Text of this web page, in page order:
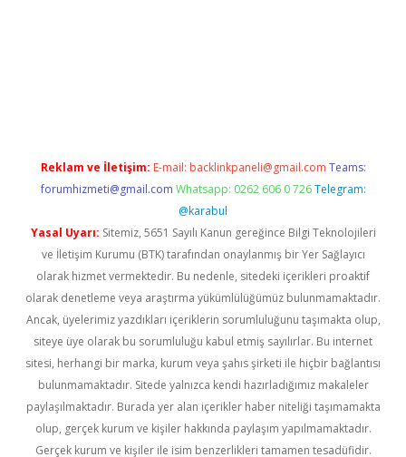
Reklam ve İletişim: E-mail: backlinkpaneli@gmail.com Teams:
forumhizmeti@gmail.com Whatsapp: 0262 606 0 726 Telegram:
@karabul
Yasal Uyarı: Sitemiz, 5651 Sayılı Kanun gereğince Bilgi Teknolojileri
ve İletişim Kurumu (BTK) tarafından onaylanmış bir Yer Sağlayıcı
olarak hizmet vermektedir. Bu nedenle, sitedeki içerikleri proaktif
olarak denetleme veya araştırma yükümlülüğümüz bulunmamaktadır.
Ancak, üyelerimiz yazdıkları içeriklerin sorumluluğunu taşımakta olup,
siteye üye olarak bu sorumluluğu kabul etmiş sayılırlar. Bu internet
sitesi, herhangi bir marka, kurum veya şahıs şirketi ile hiçbir bağlantısı
bulunmamaktadır. Sitede yalnızca kendi hazırladığımız makaleler
paylaşılmaktadır. Burada yer alan içerikler haber niteliği taşımamakta
olup, gerçek kurum ve kişiler hakkında paylaşım yapılmamaktadır.
Gerçek kurum ve kişiler ile isim benzerlikleri tamamen tesadüfidir.